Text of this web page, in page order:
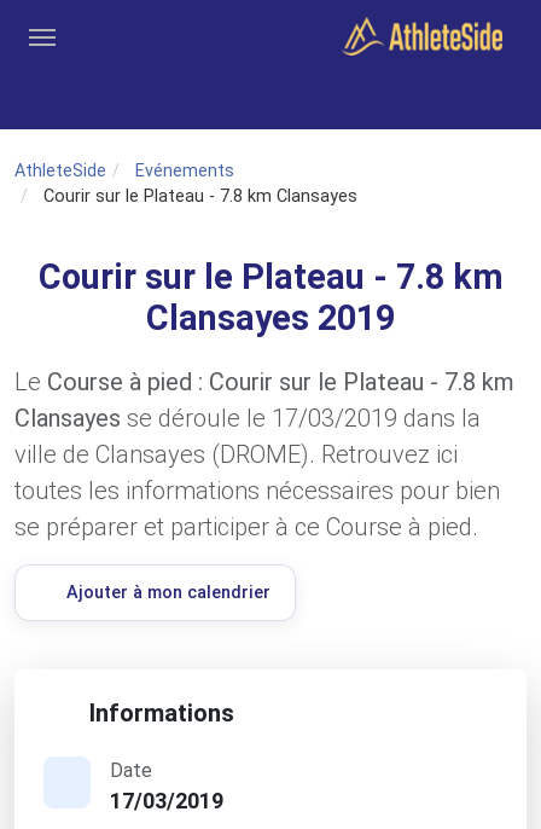
AthleteSide
Evénements
Courir sur le Plateau - 7.8 km Clansayes
Courir sur le Plateau - 7.8 km
Clansayes 2019
Le Course à pied : Courir sur le Plateau - 7.8 km
Clansayes se déroule le 17/03/2019 dans la
ville de Clansayes (DROME). Retrouvez ici
toutes les informations nécessaires pour bien
se préparer et participer à ce Course à pied.
Ajouter à mon calendrier
Informations
Date
17/03/2019